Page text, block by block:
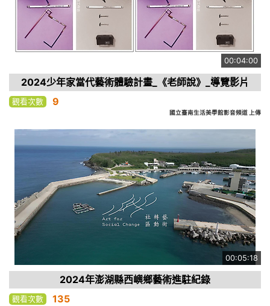
00:04:00
2024少年家當代藝術體驗計畫_《老師說》_導覽影片
觀看次數 9
國立臺南生活美學館影音頻道 上傳
00:05:18
2024年澎湖縣西嶼鄉藝術進駐紀錄
觀看次數 135